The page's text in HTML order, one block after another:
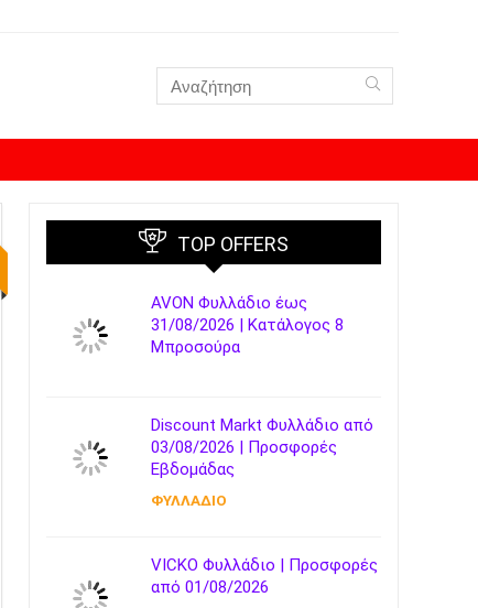
TOP OFFERS
AVON Φυλλάδιο έως
31/08/2026 | Κατάλογος 8
Μπροσούρα
Discount Markt Φυλλάδιο από
03/08/2026 | Προσφορές
Εβδομάδας
ΦΥΛΛΑΔΙΟ
VICKO Φυλλάδιο | Προσφορές
από 01/08/2026